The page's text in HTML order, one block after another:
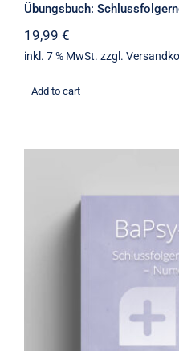
Übungsbuch:
19,99 €
inkl. 7 % MwSt. zzgl.
Add to cart
Übungsbuch:
Denken